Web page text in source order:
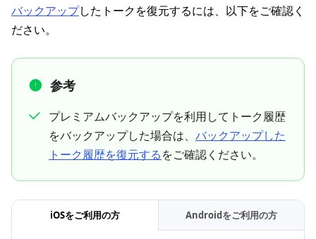
バックアップしたトークを復元するには、以下をご確認く
ださい。
参考
プレミアムバックアップを利用してトーク履歴
をバックアップした場合は、 バックアップした
トーク履歴を復元するをご確認ください。
iOSをご利用の方 Androidをご利用の方